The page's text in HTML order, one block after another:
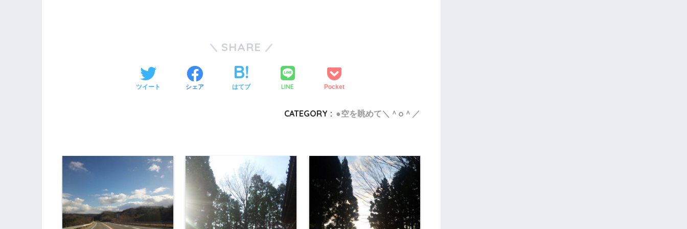
SHARE
ツイート シェア はてブ LINE Pocket
CATEGORY : ●空を眺めて＼＾o＾／